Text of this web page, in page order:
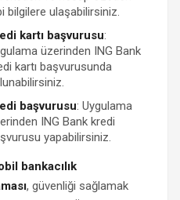
bilgilere ulaşabilirsiniz.
kartı başvurusu:
üzerinden ING Bank
kartı başvurusunda
başvurusu: Uygulama
ING Bank kredi
yapabilirsiniz.
bankacılık
, güvenliği sağlamak